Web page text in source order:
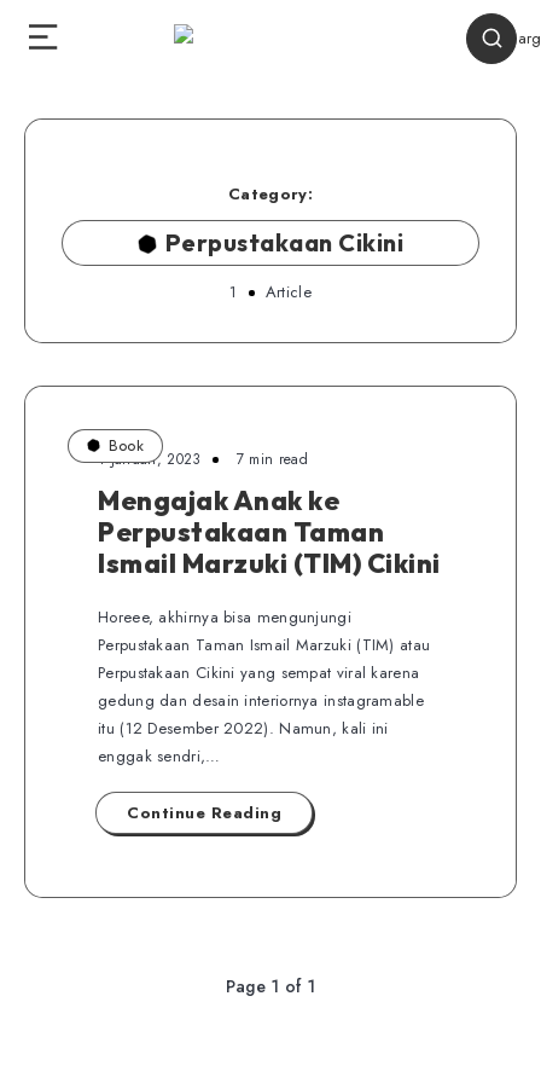
Category:
Perpustakaan Cikini
1 Article
Book
1 Januari, 2023 7 min read
Mengajak Anak ke
Perpustakaan Taman
Ismail Marzuki (TIM) Cikini
Horeee, akhirnya bisa mengunjungi
Perpustakaan Taman Ismail Marzuki (TIM) atau
Perpustakaan Cikini yang sempat viral karena
gedung dan desain interiornya instagramable
itu (12 Desember 2022). Namun, kali ini
enggak sendri,…
Continue Reading
Page 1 of 1